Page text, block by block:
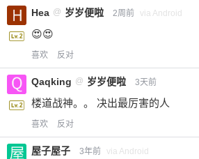
Hea @ 岁岁便啦 2周前 via Android
😍😍
喜欢 反对
Qaqking @ 岁岁便啦 3天前
楼道战神。。 决出最厉害的人
喜欢 反对
屋子屋子 3年前 via Android